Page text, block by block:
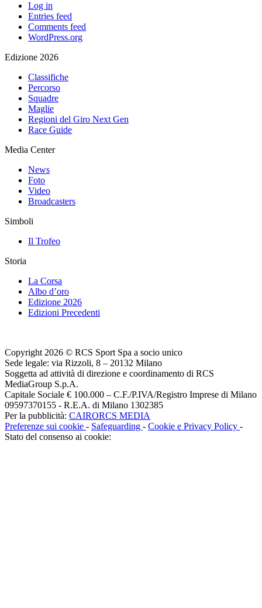
Log in
Entries feed
Comments feed
WordPress.org
Edizione 2026
Classifiche
Percorso
Squadre
Maglie
Regioni del Giro Next Gen
Race Guide
Media Center
News
Foto
Video
Broadcasters
Simboli
Il Trofeo
Storia
La Corsa
Albo d’oro
Edizione 2026
Edizioni Precedenti
Copyright 2026 © RCS Sport Spa a socio unico
Sede legale: via Rizzoli, 8 – 20132 Milano
Soggetta ad attività di direzione e coordinamento di RCS
MediaGroup S.p.A.
Capitale Sociale € 100.000 – C.F./P.IVA/Registro Imprese di Milano
09597370155 - R.E.A. di Milano 1302385
Per la pubblicità: CAIRORCS MEDIA
Preferenze sui cookie - Safeguarding - Cookie e Privacy Policy -
Stato del consenso ai cookie: